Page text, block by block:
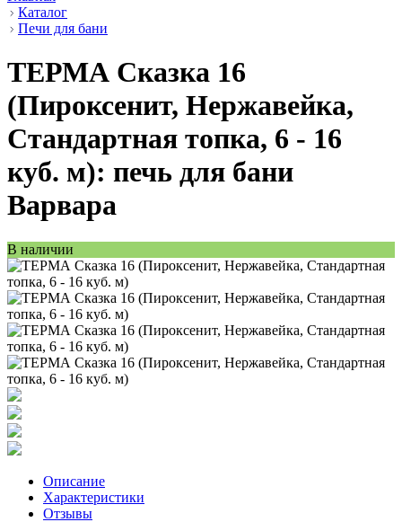
Каталог
Печи для бани
ТЕРМА Сказка 16
(Пироксенит, Нержавейка,
Стандартная топка, 6 - 16
куб. м): печь для бани
Варвара
В наличии
Описание
Характеристики
Отзывы